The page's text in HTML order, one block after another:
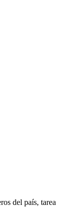
del país, tarea